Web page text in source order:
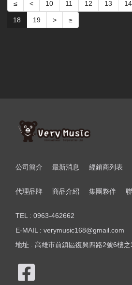
≤ < 10 11 12 13 14
18 19 > ≥
公司簡介 最新消息 經銷商列表
代理品牌 商品介紹 集團夥伴
TEL : 0963-462662
E-MAIL : verymusic168@gmail.com
地址 : 高雄市前鎮區復興四路2號6樓之